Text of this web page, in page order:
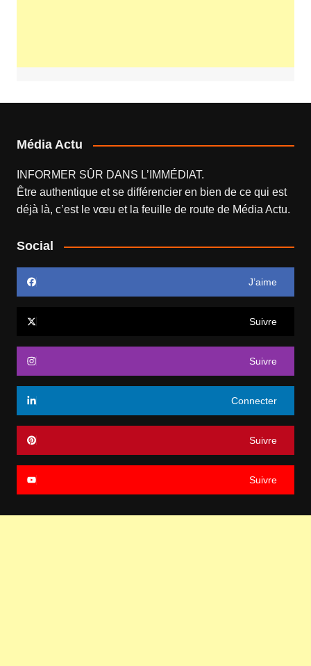
Média Actu
INFORMER SÛR DANS L’IMMÉDIAT.
Être authentique et se différencier en bien de ce qui est
déjà là, c’est le vœu et la feuille de route de Média Actu.
Social
J’aime
Suivre
Suivre
Connecter
Suivre
Suivre